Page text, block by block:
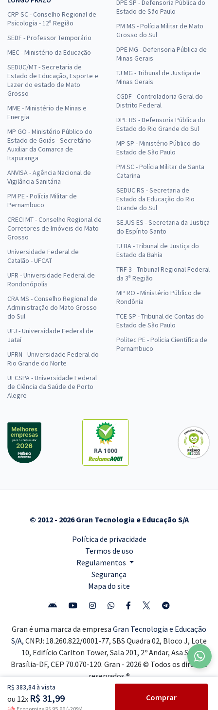
R$ 383,84 à vista
ou 12x R$ 31,99 Comprar
CRP SC - Conselho Regional de
Psicologia - 12ª Região
SEDF - Professor Temporário
MEC - Ministério da Educação
SEDUC/MT - Secretaria de
Estado de Educação, Esporte e
Lazer do estado de Mato
Grosso
MME - Ministério de Minas e
Energia
MP GO - Ministério Público do
Estado de Goiás - Secretário
Auxiliar da Comarca de
Itapuranga
ANVISA - Agência Nacional de
Vigilância Sanitária
PM PE - Polícia Militar de
Pernambuco
CRECI MT - Conselho Regional de
Corretores de Imóveis do Mato
Grosso
Universidade Federal de
Catalão - UFCAT
UFR - Universidade Federal de
Rondonópolis
CRA MS - Conselho Regional de
Administração do Mato Grosso
do Sul
UFJ - Universidade Federal de
Jataí
UFRN - Universidade Federal do
Rio Grande do Norte
UFCSPA - Universidade Federal
de Ciência da Saúde de Porto
Alegre
DPE SP - Defensoria Pública do
Estado de São Paulo
PM MS - Polícia Militar de Mato
Grosso do Sul
DPE MG - Defensoria Pública de
Minas Gerais
TJ MG - Tribunal de Justiça de
Minas Gerais
CGDF - Controladoria Geral do
Distrito Federal
DPE RS - Defensoria Pública do
Estado do Rio Grande do Sul
MP SP - Ministério Público do
Estado de São Paulo
PM SC - Polícia Militar de Santa
Catarina
SEDUC RS - Secretaria de
Estado da Educação do Rio
Grande do Sul
SEJUS ES - Secretaria da Justiça
do Espírito Santo
TJ BA - Tribunal de Justiça do
Estado da Bahia
TRF 3 - Tribunal Regional Federal
da 3ª Região
MP RO - Ministério Público de
Rondônia
TCE SP - Tribunal de Contas do
Estado de São Paulo
Politec PE - Polícia Científica de
Pernambuco
RA 1000
© 2012 - 2026 Gran Tecnologia e Educação S/A
Política de privacidade
Termos de uso
Regulamentos
Segurança
Mapa do site
Gran é uma marca da empresa Gran Tecnologia e Educação
S/A, CNPJ: 18.260.822/0001-77, SBS Quadra 02, Bloco J, Lote
10, Edifício Carlton Tower, Sala 201, 2º Andar, Asa Sul,
Brasília-DF, CEP 70.070-120. Gran - 2026 © Todos os direitos
reservados ®